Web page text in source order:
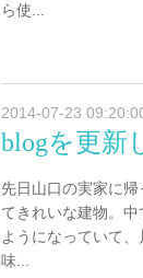
ら使...
2014-07-23
blogを更新
先日山口の実家に
てきれいな建物。
ようになっていて
味...